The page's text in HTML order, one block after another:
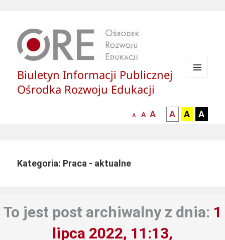
Biuletyn Informacji Publicznej
Ośrodka Rozwoju Edukacji
mniejsza
A
normalna
A
większa-
czcionka
A
kontrast
czarny
A
kontrast
czarny
A
żółty
A
Kategoria: Praca - aktualne
To jest post archiwalny z dnia: 1
lipca 2022, 11:13,